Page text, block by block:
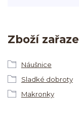
Zboží
Náušnice
Sladké dobroty
Makronky